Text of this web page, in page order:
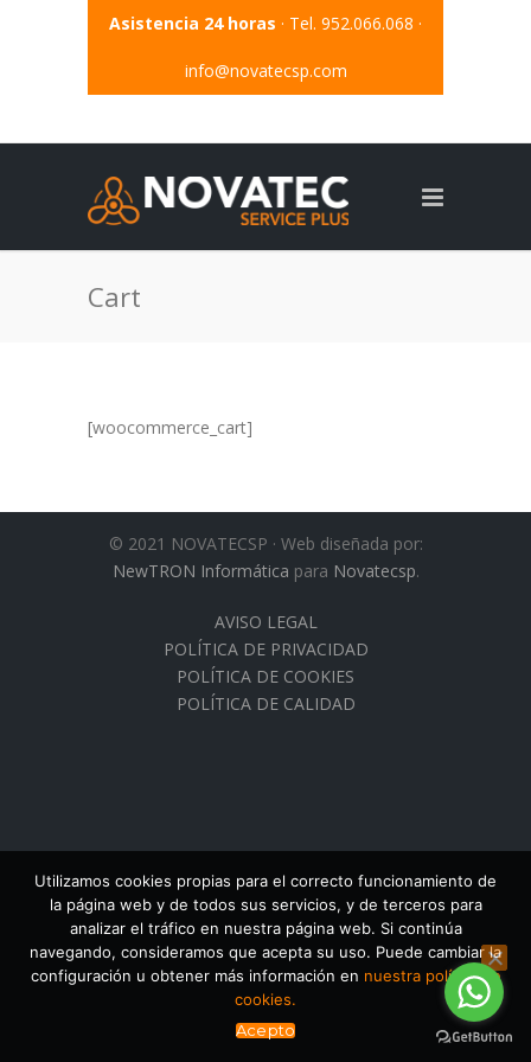
Asistencia 24 horas · Tel. 952.066.068 ·
info@novatecsp.com
Cart
[woocommerce_cart]
© 2021 NOVATECSP · Web diseñada por:
NewTRON Informática para Novatecsp.
AVISO LEGAL
POLÍTICA DE PRIVACIDAD
POLÍTICA DE COOKIES
POLÍTICA DE CALIDAD
Utilizamos cookies propias para el correcto funcionamiento de
la página web y de todos sus servicios, y de terceros para
analizar el tráfico en nuestra página web. Si continúa
navegando, consideramos que acepta su uso. Puede cambiar la
configuración u obtener más información en nuestra política de
cookies.
Acepto